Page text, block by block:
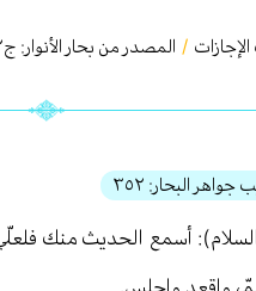
/ المصدر من بحار الأنوار: ج
جواهر البحار: ٣٥٢
أسمع الحديث منك